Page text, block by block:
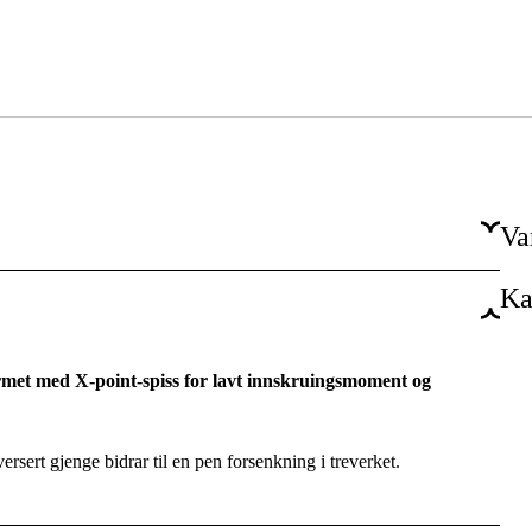
C4
Forsenket hode med freseriller
med X-point-spiss for lavt innskruingsmoment og
gjenge bidrar til en pen forsenkning i treverket.